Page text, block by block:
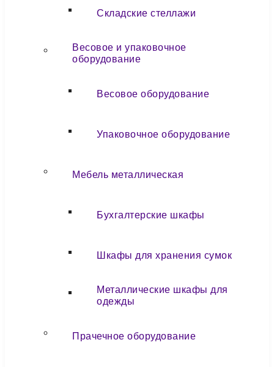
Складские стеллажи
Весовое и упаковочное
оборудование
Весовое оборудование
Упаковочное оборудование
Мебель металлическая
Бухгалтерские шкафы
Шкафы для хранения сумок
Металлические шкафы для
одежды
Прачечное оборудование